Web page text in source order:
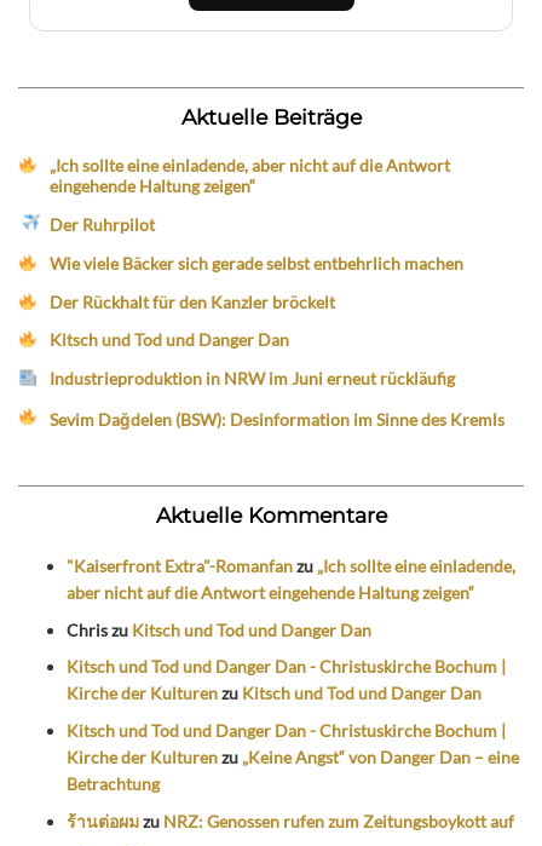
Aktuelle Beiträge
„Ich sollte eine einladende, aber nicht auf die Antwort
eingehende Haltung zeigen“
Der Ruhrpilot
Wie viele Bäcker sich gerade selbst entbehrlich machen
Der Rückhalt für den Kanzler bröckelt
Kitsch und Tod und Danger Dan
Industrieproduktion in NRW im Juni erneut rückläufig
Sevim Dağdelen (BSW): Desinformation im Sinne des Kremls
Aktuelle Kommentare
"Kaiserfront Extra"-Romanfanzu „Ich sollte eine einladende,
aber nicht auf die Antwort eingehende Haltung zeigen“
Chriszu Kitsch und Tod und Danger Dan
Kitsch und Tod und Danger Dan - Christuskirche Bochum |
Kirche der Kulturenzu Kitsch und Tod und Danger Dan
Kitsch und Tod und Danger Dan - Christuskirche Bochum |
Kirche der Kulturenzu „Keine Angst“ von Danger Dan – eine
Betrachtung
ร้านต่อผมzu NRZ: Genossen rufen zum Zeitungsboykott auf